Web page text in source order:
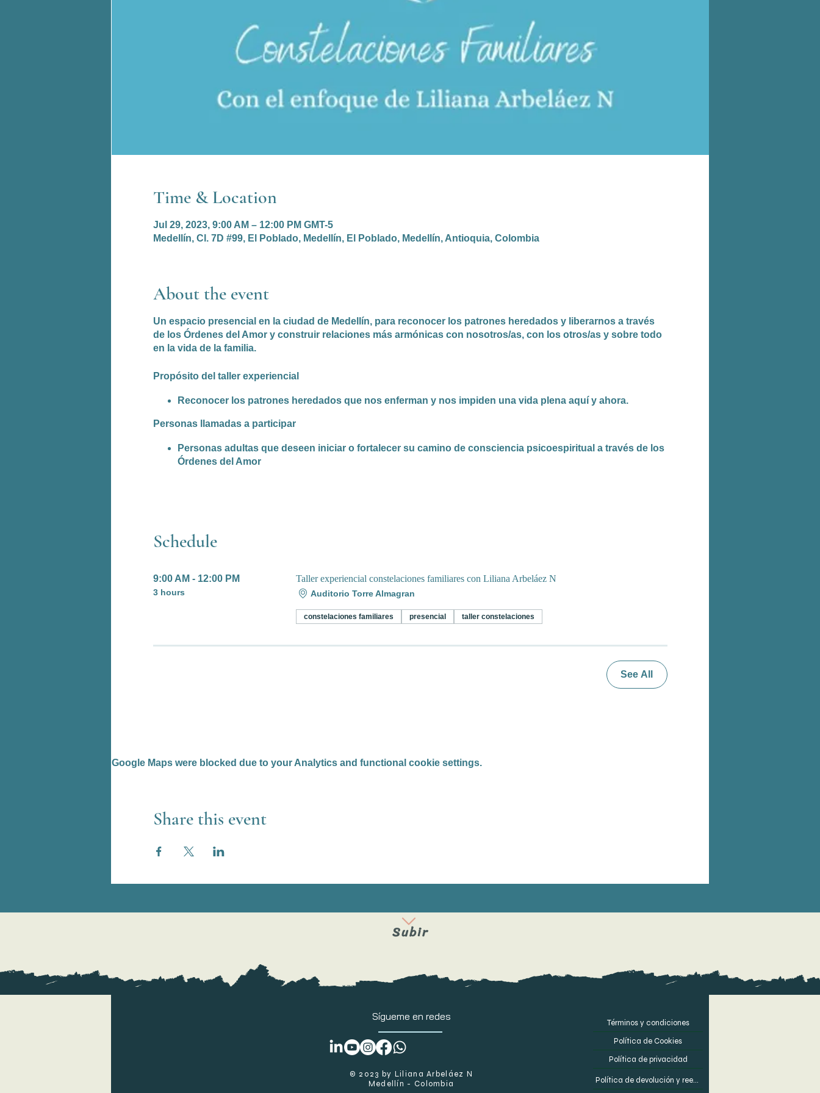
Time & Location
Jul 29, 2023, 9:00 AM – 12:00 PM GMT-5
Medellín, Cl. 7D #99, El Poblado, Medellín, El Poblado, Medellín, Antioquia, Colombia
About the event
Un espacio presencial en la ciudad de Medellín, para reconocer los patrones heredados y liberarnos a través
de los Órdenes del Amor y construir relaciones más armónicas con nosotros/as, con los otros/as y sobre todo
en la vida de la familia.
Propósito del taller experiencial
Reconocer los patrones heredados que nos enferman y nos impiden una vida plena aquí y ahora.
Personas llamadas a participar
Personas adultas que deseen iniciar o fortalecer su camino de consciencia psicoespiritual a través de los
Órdenes del Amor
Schedule
9:00 AM - 12:00 PM
3 hours
Taller experiencial constelaciones familiares con Liliana Arbeláez N
Auditorio Torre Almagran
constelaciones familiares presencial taller constelaciones
See All
Google Maps were blocked due to your Analytics and functional cookie settings.
Share this event
Subir
Sígueme en redes
​© 2023 by Liliana Arbeláez N
Medellín - Colombia
Términos y condiciones
Política de Cookies
Política de privacidad
Política de devolución y reembolso